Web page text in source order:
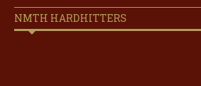
NMTH HARDHITTERS